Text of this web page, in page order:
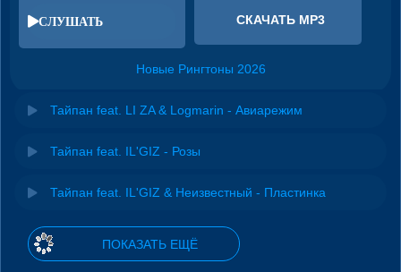
СЛУШАТЬ СКАЧАТЬ MP3
Новые Рингтоны 2026
Тайпан feat. LI ZA & Logmarin - Авиарежим
Тайпан feat. IL'GIZ - Розы
Тайпан feat. IL'GIZ & Неизвестный - Пластинка
ПОКАЗАТЬ ЕЩЁ